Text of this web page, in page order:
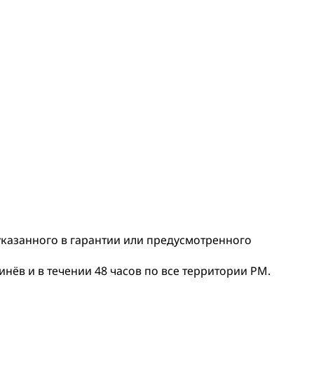
в гарантии или предусмотренного
и в течении 48 часов по все территории РМ.